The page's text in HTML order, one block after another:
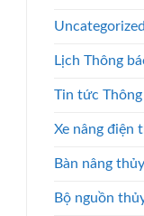
Uncategorized
Lịch Thông
Tin tức Thông
Xe nâng điện
Bàn nâng
Bộ nguồn